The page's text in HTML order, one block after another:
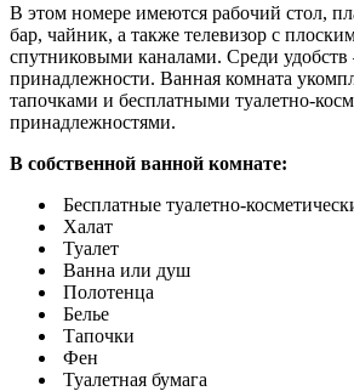
В этом номере имеются рабочий стол,
бар, чайник, а также телевизор с
спутниковыми каналами. Среди
принадлежности. Ванная комната
тапочками и бесплатными туалетно-
принадлежностями.
В собственной ванной комнате:
Бесплатные туалетно-
Халат
Туалет
Ванна или душ
Полотенца
Белье
Тапочки
Фен
Туалетная бумага